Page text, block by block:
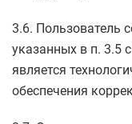
3.6. Пользователь
указанных в п. 3.5
является
обеспечения